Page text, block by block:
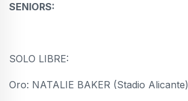
SENIORS:
SOLO LIBRE:
Oro: NATALIE BAKER (Stadio Alicante)